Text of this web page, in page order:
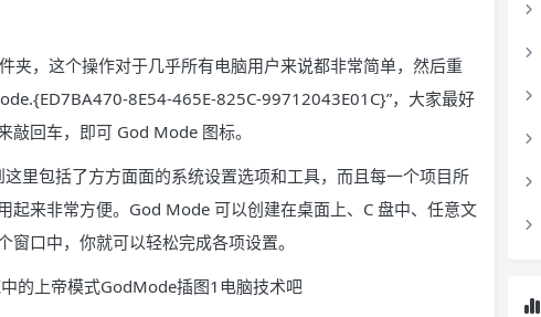
夹，这个操作对于几乎所有电脑用户来说都非常简单，然后重
8E54-465E-825C-99712043E01C}”，大家最好
敲回车，即可 God Mode 图标。
里包括了方方面面的系统设置选项和工具，而且每一个项目所
起来非常方便。God Mode 可以创建在桌面上、C 盘中、任意文
口中，你就可以轻松完成各项设置。